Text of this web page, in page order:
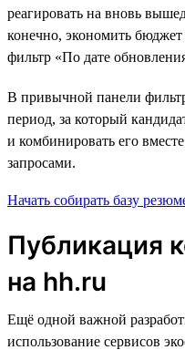
реагировать на вновь
конечно, экономить
фильтр «По дате
В привычной панели
период, за который
и комбинировать его
запросами.
Начать собирать базу
Публикация
на hh.ru
Ещё одной важной
использование сервисов